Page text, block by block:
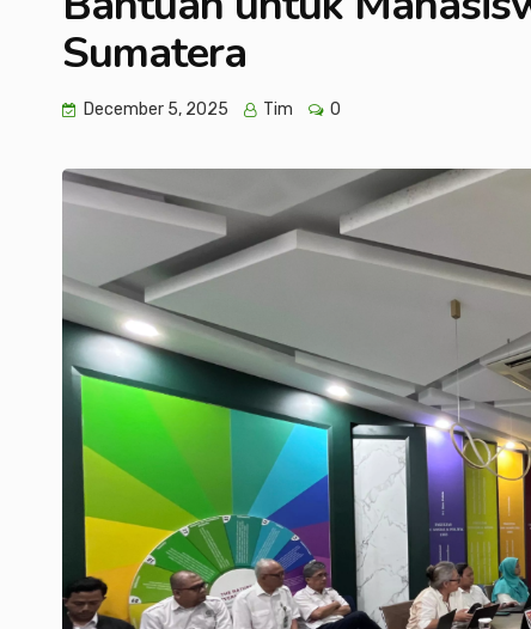
Sumatera
December 5, 2025 Tim 0